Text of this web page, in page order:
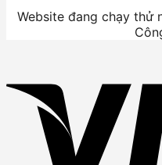
Website đang chạy thử